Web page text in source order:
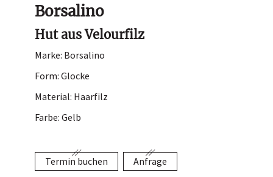
Hutladen
Portrait
Service
Termin buchen
Kontakt
Borsalino
Hut aus Velourfilz
Marke: Borsalino
Form: Glocke
Material: Haarfilz
Farbe: Gelb
Termin buchen Anfrage